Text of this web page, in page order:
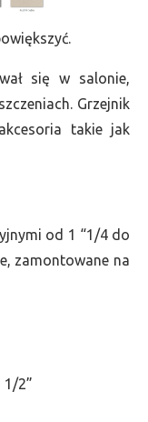
się w salonie,
Grzejnik
takie jak
od 1 “1/4 do
zamontowane na
1/2”